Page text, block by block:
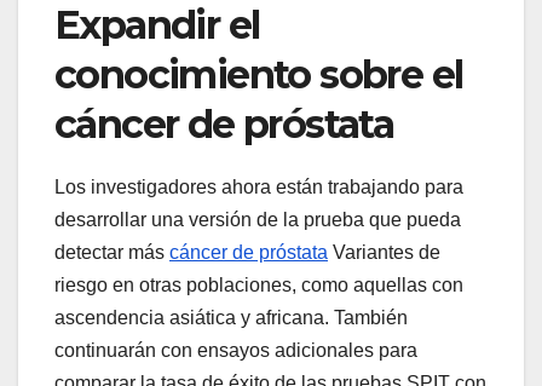
Expandir el
conocimiento sobre el
cáncer de próstata
Los investigadores ahora están trabajando para
desarrollar una versión de la prueba que pueda
detectar más cáncer de próstata Variantes de
riesgo en otras poblaciones, como aquellas con
ascendencia asiática y africana. También
continuarán con ensayos adicionales para